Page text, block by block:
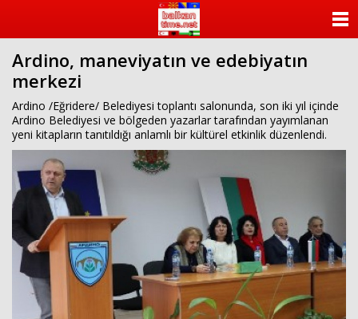
Ardino, maneviyatın ve edebiyatın
merkezi
Ardino /Eğridere/ Belediyesi toplantı salonunda, son iki yıl içinde
Ardino Belediyesi ve bölgeden yazarlar tarafından yayımlanan
yeni kitapların tanıtıldığı anlamlı bir kültürel etkinlik düzenlendi.
KATEGORİLER
ANKETLER
VİDEO GALERİ
KÜNYE
İLETİŞİM